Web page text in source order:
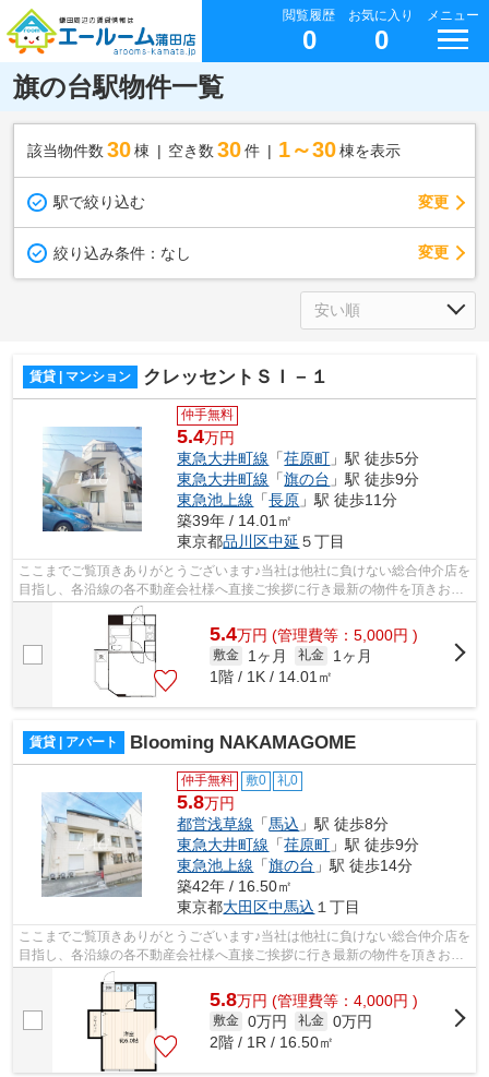
閲覧履歴
0
お気に入り
0
メニュー
旗の台駅物件一覧
該当物件数 30棟 空き数 30 件 1～30 棟を表示
駅で絞り込む 変更
絞り込み条件： なし 変更
賃貸 | マンション クレッセントＳＩ－１
仲手無料
5.4万円
東急大井町線 「荏原町 」駅 徒歩5分
東急大井町線 「旗の台 」駅 徒歩9分
東急池上線 「長原 」駅 徒歩11分
築39年 / 14.01㎡
東京都品川区中延 ５丁目
ここまでご覧頂きありがとうございます♪当社は他社に負けない総合仲介店を
目指し、各沿線の各不動産会社様へ直接ご挨拶に行き最新の物件を頂きお客
様へ提供しております！最新の情報は...
5.4万円 (管理費等：5,000円 )
敷金 1ヶ月 礼金
1ヶ月
1階 / 1K / 14.01㎡
賃貸 | アパート Blooming NAKAMAGOME
仲手無料 敷0 礼0
5.8万円
都営浅草線 「馬込 」駅 徒歩8分
東急大井町線 「荏原町 」駅 徒歩9分
東急池上線 「旗の台 」駅 徒歩14分
築42年 / 16.50㎡
東京都大田区中馬込 １丁目
ここまでご覧頂きありがとうございます♪当社は他社に負けない総合仲介店を
目指し、各沿線の各不動産会社様へ直接ご挨拶に行き最新の物件を頂きお客
様へ提供しております！最新の情報は...
5.8万円 (管理費等：4,000円 )
敷金 0万円 礼金 0万円
2階 / 1R / 16.50㎡